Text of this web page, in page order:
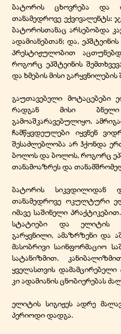
ბატორის ცხოვრება და
თანამედროვე ექვივალენტს:
ბატორისთანაც არსებობდა
ადამიანებთან; და,
პრესტიჟულობით
როგორც ეპშტეინის
და ხმების მისი
გაუთავებელი მოტაცებები
რადგან მისი ბნელი
გამოაშკარავებულიყო.
ჩამწყვდეულები იყვნენ
შესაძლებლობა არ ჰქონდა
ბოლოს და ბოლოს, როგორც
თანამოაზრეს და
ბატორის სიკვდილიდან
თანამედროვე ოკულტური
იმავე საშინელი
სტატიები და ელიტის
გარყვნილი, ამაზრზენი და
მასობრივი საინფორმაციო
სატანიზმით,
ყველასთვის
კი ადამიანის ცნობიერებას
ელიტის სიგიჟეს ადრე
პერიოდი დადგა.